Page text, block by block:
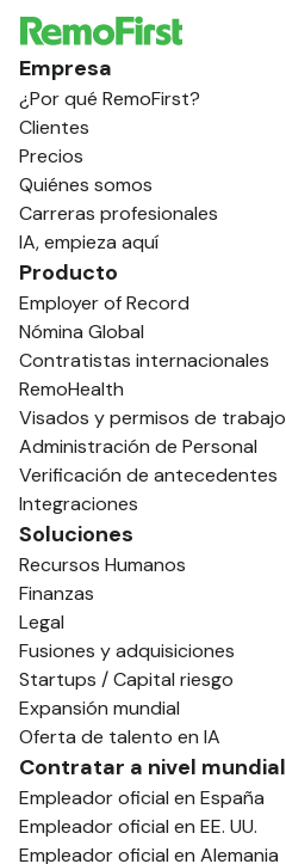
Empresa
¿Por qué RemoFirst?
Clientes
Precios
Quiénes somos
Carreras profesionales
IA, empieza aquí
Producto
Employer of Record
Nómina Global
Contratistas internacionales
RemoHealth
Visados y permisos de trabajo
Administración de Personal
Verificación de antecedentes
Integraciones
Soluciones
Recursos Humanos
Finanzas
Legal
Fusiones y adquisiciones
Startups / Capital riesgo
Expansión mundial
Oferta de talento en IA
Contratar a nivel mundial
Empleador oficial en España
Empleador oficial en EE. UU.
Empleador oficial en Alemania